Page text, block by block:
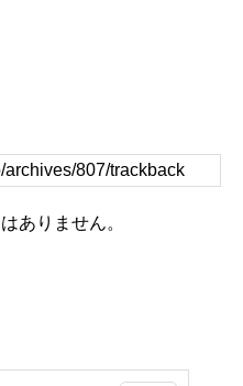
ありません。